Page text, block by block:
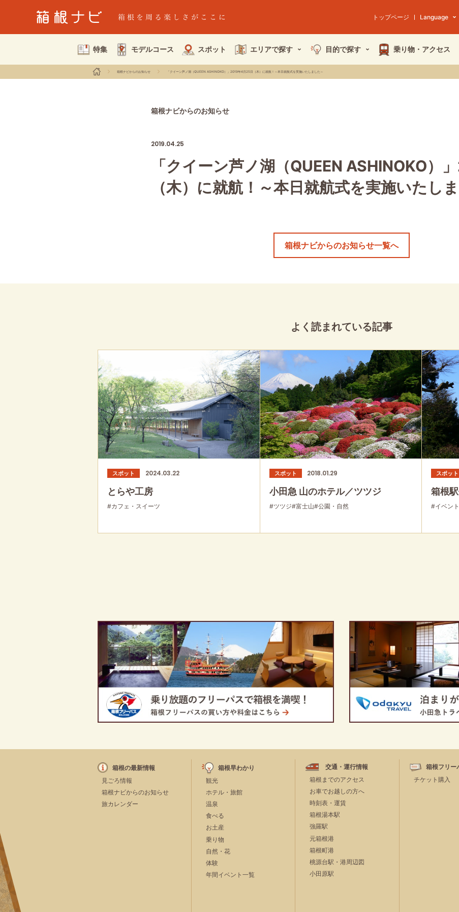
トップページ Language
特集 モデルコース スポット エリアで探す 目的で探す 乗り物・ アクセス
箱根ナビからのお知らせ 「クイーン芦ノ湖（QUEEN ASHINOKO）」2019年4月25日（木）に就航！～本日就航式を実施いたしました～
箱根ナビからのお知らせ
2019.04.25
「クイーン芦ノ湖（QUEEN ASHINOKO）
（木）に就航！～本日就航式を実施いたし
箱根ナビからのお知らせ一覧へ
よく読まれている記事
スポット 2024.03.22
とらや工房
#カフェ・スイーツ
スポット 2018.01.29
小田急 山のホテル／ツツジ
#ツツジ#富士山#公園・自然
スポット
箱根
#イベン
箱根の最新情報
見ごろ情報
箱根ナビからのお知らせ
旅カレンダー
箱根早わかり
観光
ホテル・旅館
温泉
食べる
お土産
乗り物
自然・花
体験
年間イベント一覧
交通・運行情報
箱根までのアクセス
お車でお越しの方へ
時刻表・運賃
箱根湯本駅
強羅駅
元箱根港
箱根町港
桃源台駅・港周辺図
小田原駅
箱根フリー
チケット購入